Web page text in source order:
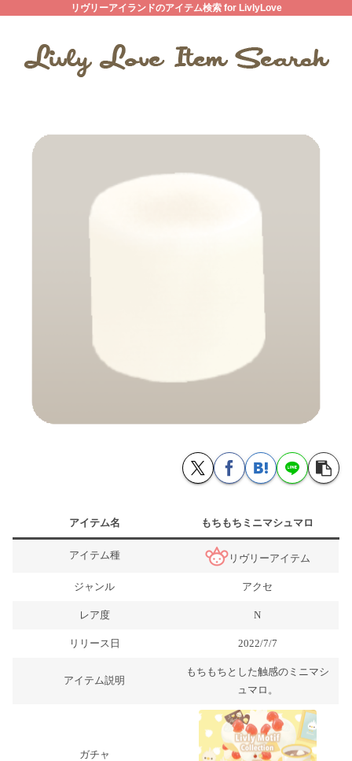
リヴリーアイランドのアイテム検索 for LivlyLove
アイテム名 もちもちミニマシュマロ
アイテム種 リヴリーアイテム
ジャンル アクセ
レア度 N
リリース日 2022/7/7
アイテム説明
もちもちとした触感のミニマシ
ュマロ。
ガチャ